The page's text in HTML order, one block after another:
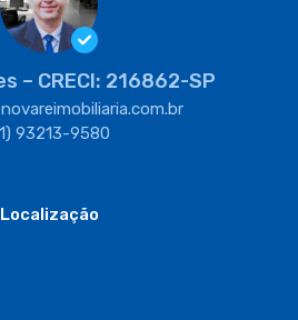
– CRECI: 216862-SP
93213-9580
Localização